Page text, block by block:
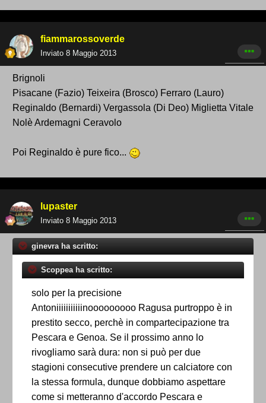
fiammarossoverde
Inviato 8 Maggio 2013
Brignoli
Pisacane (Fazio) Teixeira (Brosco) Ferraro (Lauro)
Reginaldo (Bernardi) Vergassola (Di Deo) Miglietta Vitale
Nolè Ardemagni Ceravolo
Poi Reginaldo è pure fico...
lupaster
Inviato 8 Maggio 2013
ginevra ha scritto:
Scoppea ha scritto:
solo per la precisione
Antoniiiiiiiiiiinooooooooo Ragusa purtroppo è in
prestito secco, perchè in compartecipazione tra
Pescara e Genoa. Se il prossimo anno lo
rivogliamo sarà dura: non si può per due
stagioni consecutive prendere un calciatore con
la stessa formula, dunque dobbiamo aspettare
come si metteranno d'accordo Pescara e